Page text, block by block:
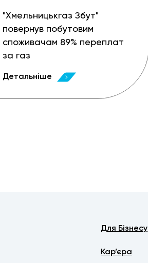
"Хмельницькгаз Збут"
повернув побутовим
споживачам 89% переплат
за газ
Детальніше
Для Бізнесу
Кар’єра